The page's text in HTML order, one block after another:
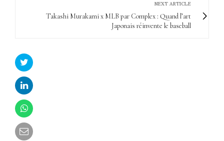
NEXT ARTICLE
Takashi Murakami x MLB par Complex : Quand l’art
Japonais réinvente le baseball